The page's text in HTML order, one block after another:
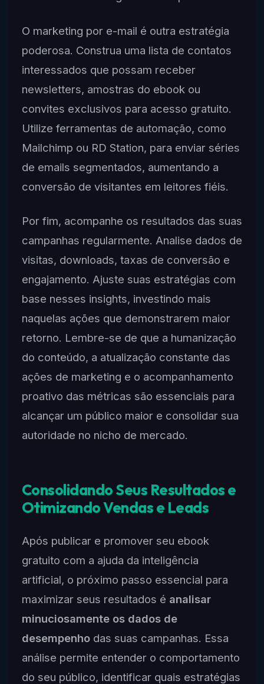
O marketing por e-mail é outra estratégia
poderosa. Construa uma lista de contatos
interessados que possam receber
newsletters, amostras do ebook ou
convites exclusivos para acesso gratuito.
Utilize ferramentas de automação, como
Mailchimp ou RD Station, para enviar séries
de emails segmentados, aumentando a
conversão de visitantes em leitores fiéis.
Por fim, acompanhe os resultados das suas
campanhas regularmente. Analise dados de
visitas, downloads, taxas de conversão e
engajamento. Ajuste suas estratégias com
base nesses insights, investindo mais
naquelas ações que demonstrarem maior
retorno. Lembre-se de que a humanização
do conteúdo, a atualização constante das
ações de marketing e o acompanhamento
proativo das métricas são essenciais para
alcançar um público maior e consolidar sua
autoridade no nicho de mercado.
Consolidando Seus Resultados e
Otimizando Vendas e Leads
Após publicar e promover seu ebook
gratuito com a ajuda da inteligência
artificial, o próximo passo essencial para
maximizar seus resultados é analisar
minuciosamente os dados de
desempenhodas suas campanhas. Essa
análise permite entender o comportamento
do seu público, identificar quais estratégias